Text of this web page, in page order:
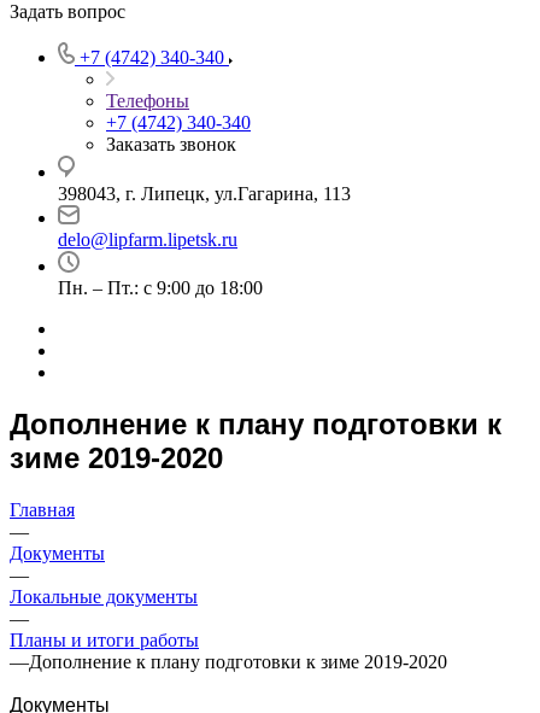
Задать вопрос
+7 (4742) 340-340
Телефоны
+7 (4742) 340-340
Заказать звонок
398043, г. Липецк, ул.Гагарина, 113
delo@lipfarm.lipetsk.ru
Пн. – Пт.: с 9:00 до 18:00
Дополнение к плану подготовки к
зиме 2019-2020
Главная
—
Документы
—
Локальные документы
—
Планы и итоги работы
—Дополнение к плану подготовки к зиме 2019-2020
Документы